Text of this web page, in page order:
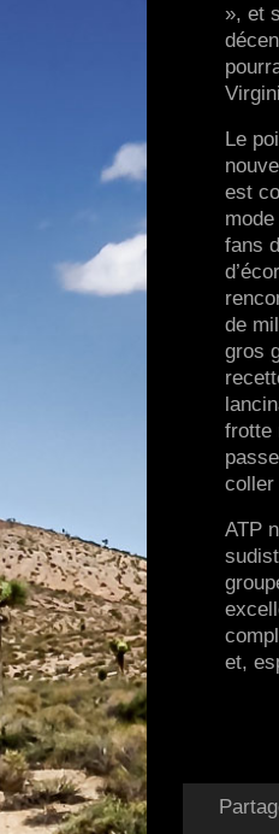
», et
Le
est
fans
de
gros
frotte
coller
ATP
et,